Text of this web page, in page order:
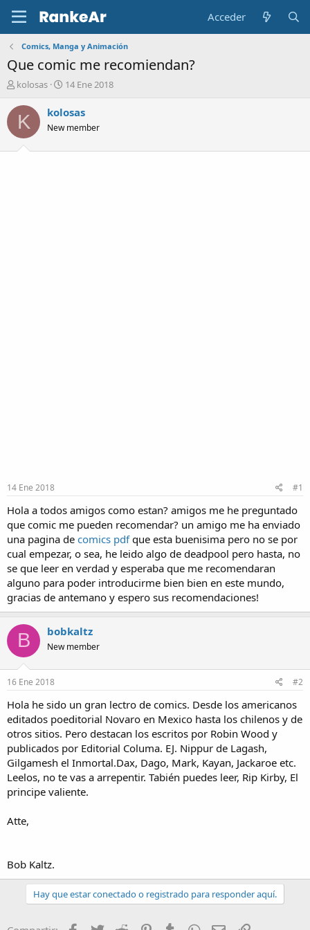
Acceder
Comics, Manga y Animación
Que comic me recomiendan?
A
t
o
r
kolosas
F
c
a
14 Ene 2018
K kolosas
New member
14 Ene 2018 #1
Hola a todos amigos como estan? amigos me he preguntado
que comic me pueden recomendar? un amigo me ha enviado
una pagina de comics pdfque esta buenisima pero no se por
cual empezar, o sea, he leido algo de deadpool pero hasta, no
se que leer en verdad y esperaba que me recomendaran
alguno para poder introducirme bien bien en este mundo,
gracias de antemano y espero sus recomendaciones!
B bobkaltz
New member
16 Ene 2018 #2
Hola he sido un gran lectro de comics. Desde los americanos
editados poeditorial Novaro en Mexico hasta los chilenos y de
otros sitios. Pero destacan los escritos por Robin Wood y
publicados por Editorial Columa. EJ. Nippur de Lagash,
Gilgamesh el Inmortal.Dax, Dago, Mark, Kayan, Jackaroe etc.
Leelos, no te vas a arrepentir. Tabién puedes leer, Rip Kirby, El
principe valiente.
Atte,
Bob Kaltz.
Hay que estar conectado o registrado para responder aquí.